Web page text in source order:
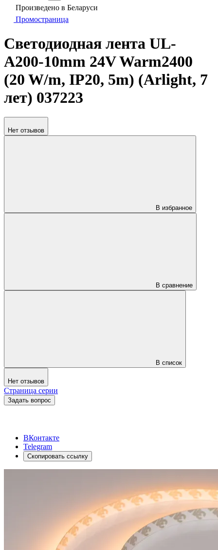
Произведено в Беларуси
Промостраница
Светодиодная лента UL-
A200-10mm 24V Warm2400
(20 W/m, IP20, 5m) (Arlight, 7
лет) 037223
Нет отзывов
В избранное
В сравнение
В список
Нет отзывов
Страница серии
Задать вопрос
ВКонтакте
Telegram
Скопировать ссылку